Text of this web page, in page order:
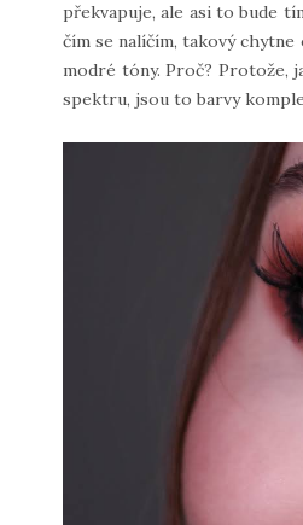
překvapuje, ale asi to bude
čím se nalíčím, takový
modré tóny. Proč? Protože,
spektru, jsou to barvy